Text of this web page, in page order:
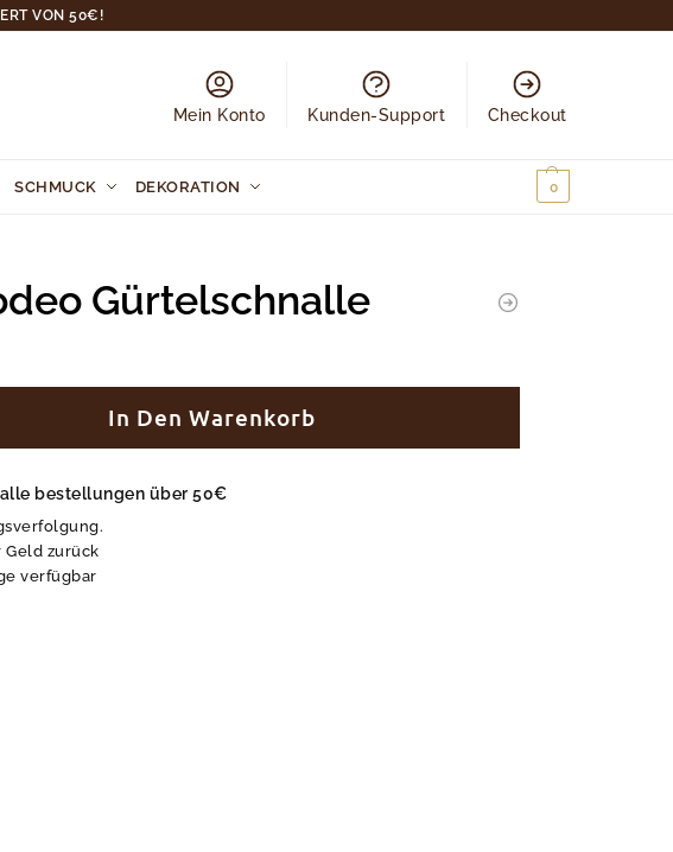
VON 50€!
Mein Konto Kunden-Support Checkout
SCHMUCK DEKORATION 0
Gürtelschnalle
In Den Warenkorb
bestellungen über 50€
Geld zurück
verfügbar